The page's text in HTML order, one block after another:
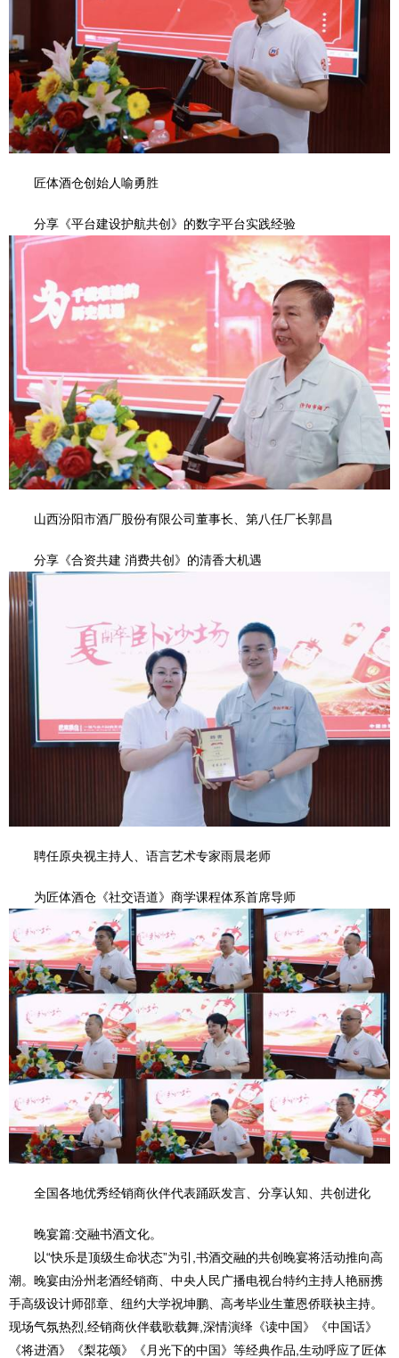
匠体酒仓创始人喻勇胜
分享《平台建设护航共创》的数字平台实践经验
山西汾阳市酒厂股份有限公司董事长、第八任厂长郭昌
分享《合资共建 消费共创》的清香大机遇
聘任原央视主持人、语言艺术专家雨晨老师
为匠体酒仓《社交语道》商学课程体系首席导师
全国各地优秀经销商伙伴代表踊跃发言、分享认知、共创进化
晚宴篇:交融书酒文化。
以“快乐是顶级生命状态”为引,书酒交融的共创晚宴将活动推向高
潮。晚宴由汾州老酒经销商、中央人民广播电视台特约主持人艳丽携
手高级设计师邵章、纽约大学祝坤鹏、高考毕业生董恩侨联袂主持。
现场气氛热烈,经销商伙伴载歌载舞,深情演绎《读中国》《中国话》
《将进酒》《梨花颂》《月光下的中国》等经典作品,生动呼应了匠体